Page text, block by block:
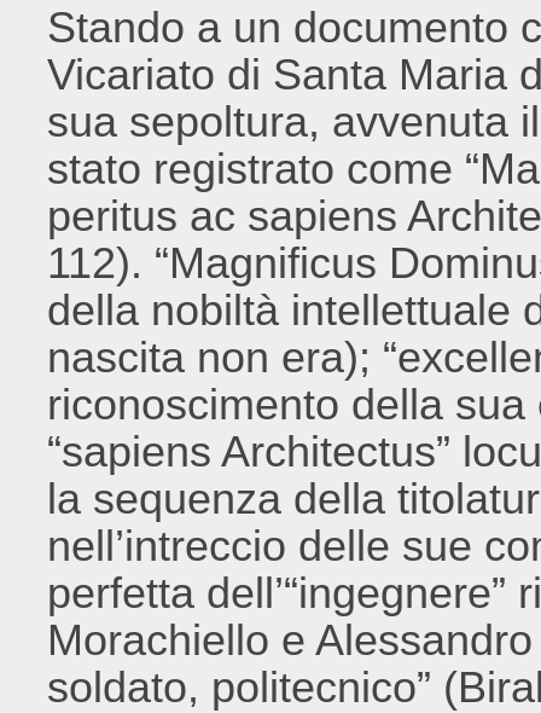
Stando a un documento
Vicariato di Santa Maria
sua sepoltura, avvenuta
stato registrato come
peritus ac sapiens
112). “Magnificus
della nobiltà intellettuale
nascita non era);
riconoscimento della
“sapiens Architectus”
la sequenza della
nell’intreccio delle sue
perfetta
Morachiello e
soldato, politecnico”